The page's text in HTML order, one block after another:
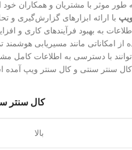
موثر با مشتریان و همکاران خود
با ارائه ابزارهای گزارش‌گیری و
به بهبود فرآیندهای کاری و
از امکاناتی مانند مسیریابی
با دسترسی به اطلاعات
سنتر سنتی و کال سنتر ویپ
کال سنتر
بالا